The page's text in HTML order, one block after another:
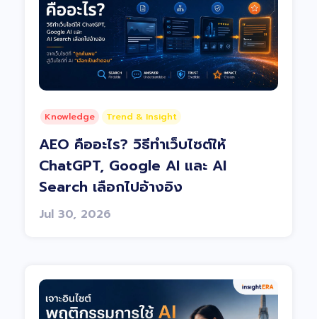
Knowledge Trend & Insight
AEO คืออะไร? วิธีทำเว็บไซต์ให้
ChatGPT, Google AI และ AI
Search เลือกไปอ้างอิง
Jul 30, 2026